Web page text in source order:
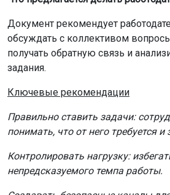
сотрудники могли сообщать о
Обучать руководителей:
эффективной и поддерживающей
Тюльпина, ГОСТ не предполагает
при сертификации системы
по ГОСТ Р ИСО 45001. Он также
не станет обязательным для
национальные стандарты